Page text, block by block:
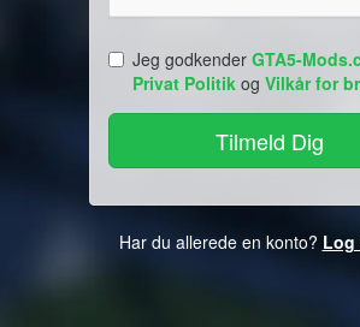
Jeg godkender GTA5-
Privat Politik og Vilkår for
Har du allerede en konto? Log